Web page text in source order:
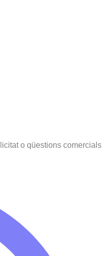
o qüestions comercials